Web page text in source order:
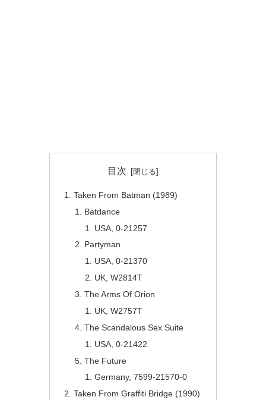
目次
Taken From Batman (1989)
Batdance
USA, 0-21257
Partyman
USA, 0-21370
UK, W2814T
The Arms Of Orion
UK, W2757T
The Scandalous Sex Suite
USA, 0-21422
The Future
Germany, 7599-21570-0
Taken From Graffiti Bridge (1990)